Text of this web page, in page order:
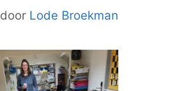
door Lode Broekman